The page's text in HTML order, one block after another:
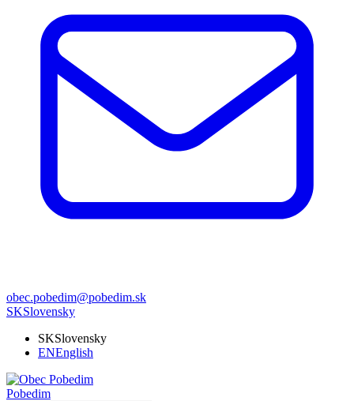
obec.pobedim@pobedim.sk
SKSlovensky
SKSlovensky
ENEnglish
Pobedim